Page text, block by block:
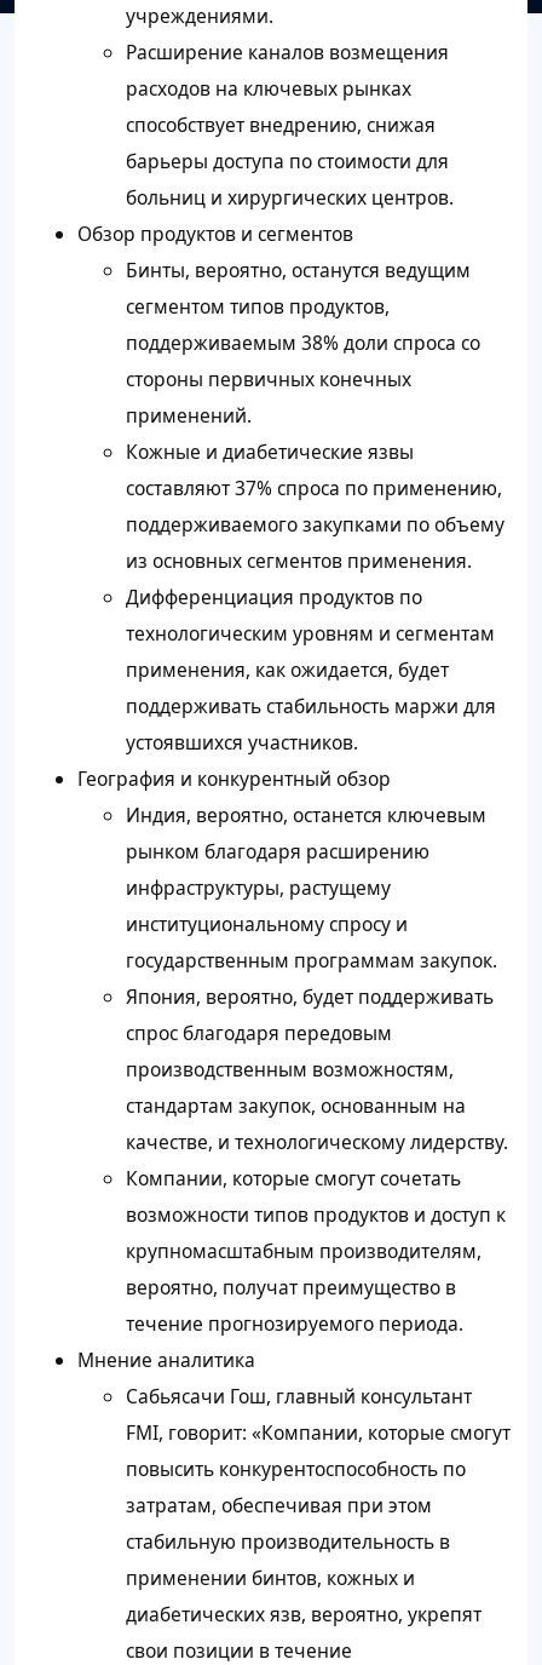
учреждениями.
Расширение каналов возмещения
расходов на ключевых рынках
способствует внедрению, снижая
барьеры доступа по стоимости для
больниц и хирургических центров.
Обзор продуктов и сегментов
Бинты, вероятно, останутся ведущим
сегментом типов продуктов,
поддерживаемым 38% доли спроса со
стороны первичных конечных
применений.
Кожные и диабетические язвы
составляют 37% спроса по применению,
поддерживаемого закупками по объему
из основных сегментов применения.
Дифференциация продуктов по
технологическим уровням и сегментам
применения, как ожидается, будет
поддерживать стабильность маржи для
устоявшихся участников.
География и конкурентный обзор
Индия, вероятно, останется ключевым
рынком благодаря расширению
инфраструктуры, растущему
институциональному спросу и
государственным программам закупок.
Япония, вероятно, будет поддерживать
спрос благодаря передовым
производственным возможностям,
стандартам закупок, основанным на
качестве, и технологическому лидерству.
Компании, которые смогут сочетать
возможности типов продуктов и доступ к
крупномасштабным производителям,
вероятно, получат преимущество в
течение прогнозируемого периода.
Мнение аналитика
Сабьясачи Гош, главный консультант
FMI, говорит: «Компании, которые смогут
повысить конкурентоспособность по
затратам, обеспечивая при этом
стабильную производительность в
применении бинтов, кожных и
диабетических язв, вероятно, укрепят
свои позиции в течение